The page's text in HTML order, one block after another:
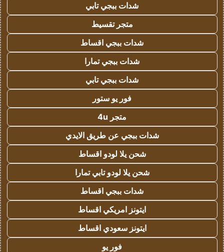
شدات ببجي تابي
متجر تقسيط
شدات ببجي اقساط
شدات ببجي تمارا
شدات ببجي تابي
فور يو ستور
متجر 4u
شدات ببجي عن طريق الايدي
شحن يلا لودو اقساط
شحن يلا لودو تابي تمارا
شدات ببجي اقساط
ايتونز امريكي اقساط
ايتونز سعودي اقساط
فور يو